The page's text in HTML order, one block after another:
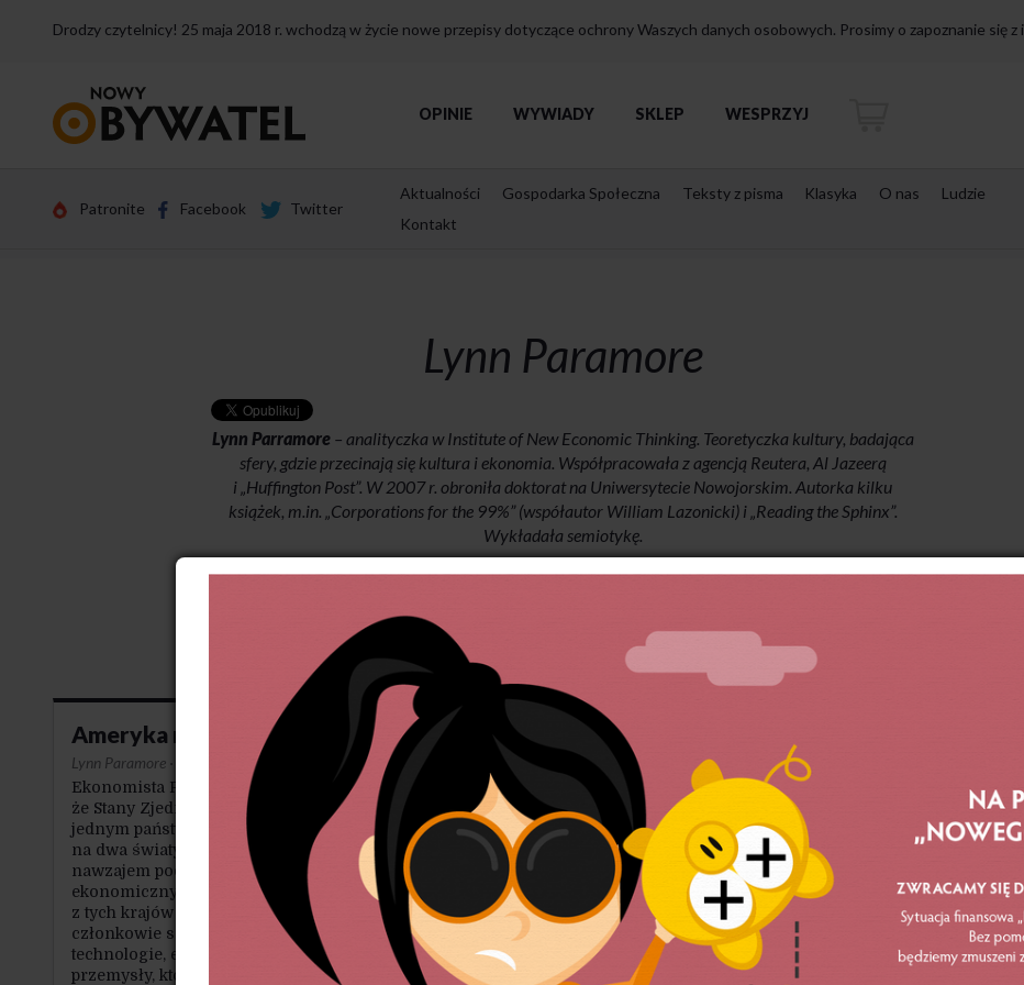
Drodzy czytelnicy! 25 maja 2018 r. wchodzą w życie nowe przepisy dotyczące ochrony Waszych danych osobowych. Prosimy o zapoznanie się z
strony
OPINIE WYWIADY SKLEP WESPRZYJ
Patronite Facebook Twitter
Aktualności Gospodarka Społeczna Teksty z pisma Klasyka O nas
Ludzie
Kontakt
Lynn Paramore
Lynn Parramore– analityczka w Institute of New Economic Thinking. Teoretyczka kultury, badająca
sfery, gdzie przecinają się kultura i ekonomia. Współpracowała z agencją Reutera, Al Jazeerą
i „Huffington Post”. W 2007 r. obroniła doktorat na Uniwersytecie Nowojorskim. Autorka kilku
książek, m.in. „Corporations for the 99%” (współautor William Lazonicki) i „Reading the Sphinx”.
Wykładała semiotykę.
Ameryka na wstecznym
Lynn Paramore
Ekonomista Peter Temin odkrywa,
że Stany Zjednoczone nie są już
jednym państwem, lecz dzielą się
na dwa światy, różniące się od siebie
nawzajem pod względem
ekonomicznym i politycznym. Jeden
z tych krajów zamieszkują
członkowie sektora FTE (finanse,
technologie, elektronika – czyli
przemysły, które w znacznym stopniu